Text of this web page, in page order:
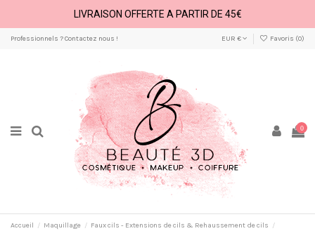
LIVRAISON OFFERTE A PARTIR DE 45€
Professionnels ? Contactez nous ! EUR € Favoris (0)
0
Accueil Maquillage
Faux cils - Extensions de cils & Rehaussement de cils